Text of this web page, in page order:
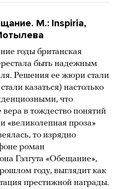
М.: Inspiria,
годы британская
быть надежным
Решения ее жюри стали
казаться) настолько
что
в тождество понятий
«великолепная проза»
то изрядно
роман
Гэлгута «Обещание»,
году, выглядит как
престижной награды.